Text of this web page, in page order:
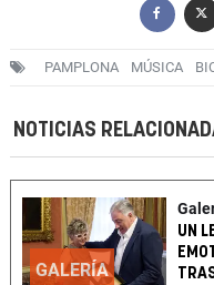
PAMPLONA MÚSICA
NOTICIAS
GALERÍA
UN